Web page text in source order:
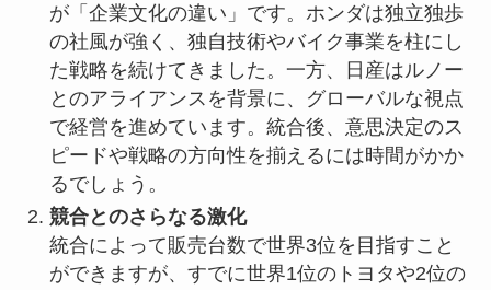
が「企業文化の違い」です。ホンダは独立独歩
の社風が強く、独自技術やバイク事業を柱にし
た戦略を続けてきました。一方、日産はルノー
とのアライアンスを背景に、グローバルな視点
で経営を進めています。統合後、意思決定のス
ピードや戦略の方向性を揃えるには時間がかか
るでしょう。
競合とのさらなる激化
統合によって販売台数で世界3位を目指すこと
ができますが、すでに世界1位のトヨタや2位の